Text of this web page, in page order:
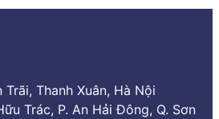
Thanh Xuân, Hà Nội
Trác, P. An Hải Đông, Q. Sơn